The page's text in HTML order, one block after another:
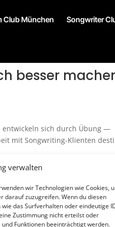
verwalten
wir Technologien wie Cookies,
darauf zuzugreifen. Wenn du diesen
das Surfverhalten oder eindeutige
Zustimmung nicht erteilst oder
Funktionen beeinträchtigt werden.
Club München Songwriter
besser
entwickeln sich durch Übung —
mit Songwriting-Klienten
Bridge